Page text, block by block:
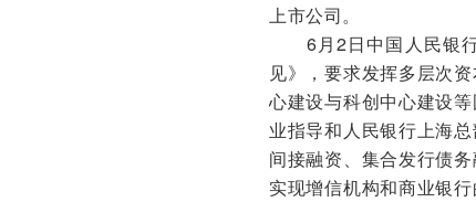
上市公司。
6月2日中国人民银行
见》，要求发挥多层次
心建设与科创中心建设
业指导和人民银行上海
间接融资、集合发行债
实现增信机构和商业银